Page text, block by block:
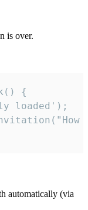
is over.
{
loaded');
automatically (via